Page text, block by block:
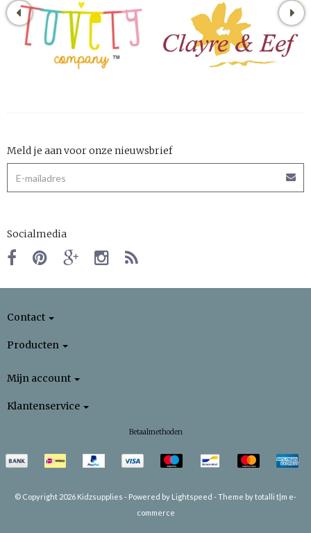
Meld je aan voor onze nieuwsbrief
Socialmedia
Contact
Producten
Mijn account
Klantenservice
Betaalmethoden
© Copyright 2026 Kidzsupplies - Powered by Lightspeed -Theme by totalli t|m e-
commerce